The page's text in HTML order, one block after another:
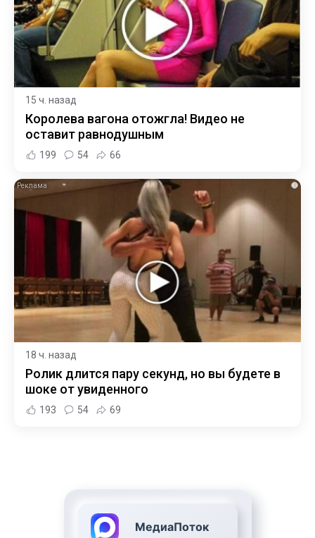
15 ч. назад
Королева вагона отожгла! Видео не
оставит равнодушным
199 54 66
i
18 ч. назад
Ролик длится пару секунд, но вы будете в
шоке от увиденного
193 54 69
МедиаПоток